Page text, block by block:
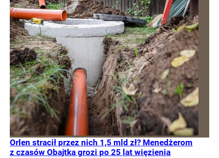
Orlen stracił przez nich 1,5 mld zł? Menedżerom
z czasów Obajtka grozi po 25 lat więzienia